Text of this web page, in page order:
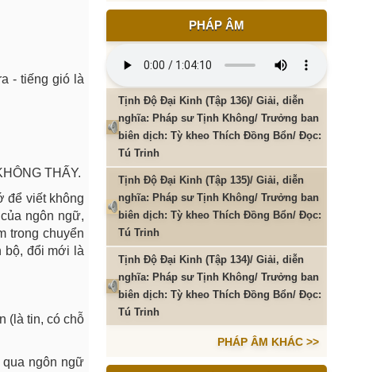
- tiếng gió là
THẤY.
để viết không
ngôn ngữ,
trong chuyển
bộ, đổi mới là
(là tin, có chỗ
qua ngôn ngữ
PHÁP ÂM
Tịnh Độ Đại Kinh (Tập 136)/ Giải, diễn
nghĩa: Pháp sư Tịnh Không/ Trưởng ban
biên dịch: Tỳ kheo Thích Đồng Bổn/ Đọc:
Tú Trinh
Tịnh Độ Đại Kinh (Tập 135)/ Giải, diễn
nghĩa: Pháp sư Tịnh Không/ Trưởng ban
biên dịch: Tỳ kheo Thích Đồng Bổn/ Đọc:
Tú Trinh
Tịnh Độ Đại Kinh (Tập 134)/ Giải, diễn
nghĩa: Pháp sư Tịnh Không/ Trưởng ban
biên dịch: Tỳ kheo Thích Đồng Bổn/ Đọc:
Tú Trinh
PHÁP ÂM KHÁC >>